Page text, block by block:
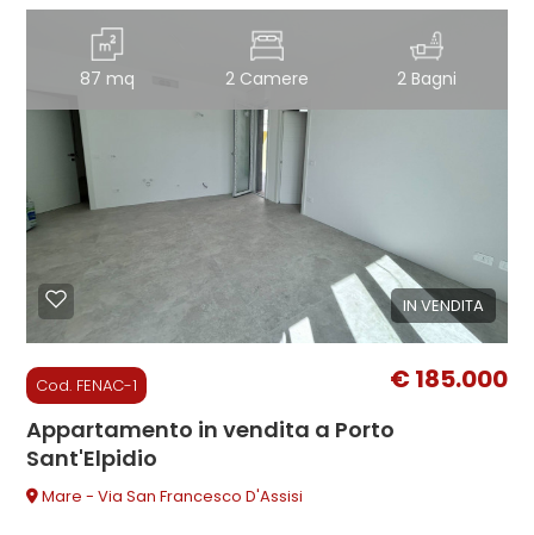
87 mq 2 Camere 2 Bagni
IN VENDITA
Cod. FENAC-1 € 185.000
Appartamento in vendita a Porto
Sant'Elpidio
Mare - Via San Francesco D'Assisi
5
5+
minimi
Qualsiasi